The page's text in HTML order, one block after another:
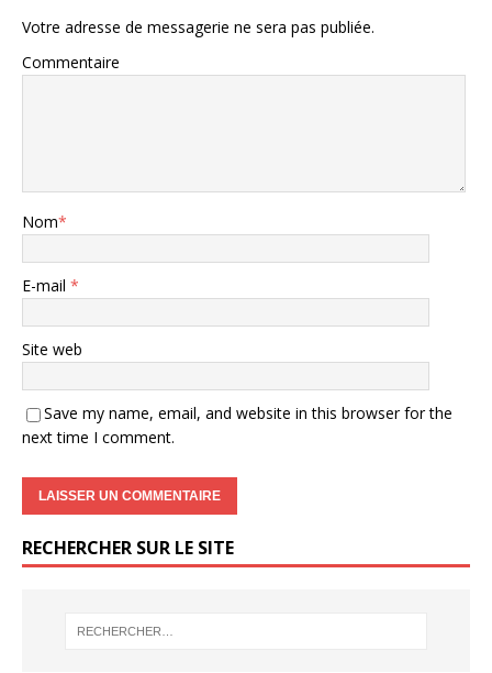
Votre adresse de messagerie ne sera pas publiée.
Commentaire
Nom*
E-mail *
Site web
Save my name, email, and website in this browser for the
next time I comment.
RECHERCHER SUR LE SITE